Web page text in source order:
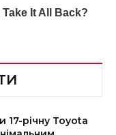
17-річну Toyota